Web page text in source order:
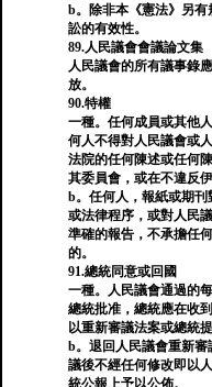
b。除非本《憲法》另
訟的有效性。
89.人民議會會議論文集
人民議會的所有議事錄
放。
90.特權
一種。任何成員或其他
何人不得對人民議會或
法院的任何陳述或任何
其委員會，或在不違反
b。任何人，報紙或期
或法律程序，或對人民
準確的報告，不承擔任
的。
91.總統同意或回國
一種。人民議會通過的
總統批准，總統應在收
以重新審議法案或總統
b。退回人民議會重新
議後不經任何修改即以
統公報上予以公佈。